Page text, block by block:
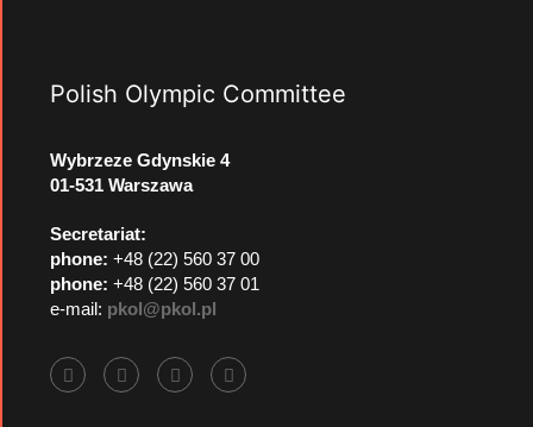
Polish Olympic Committee
Wybrzeze Gdynskie 4
01-531 Warszawa
Secretariat:
phone: +48 (22) 560 37 00
phone: +48 (22) 560 37 01
e-mail: pkol@pkol.pl